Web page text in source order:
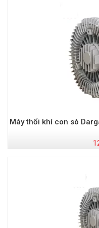
Máy thổi khí con sò